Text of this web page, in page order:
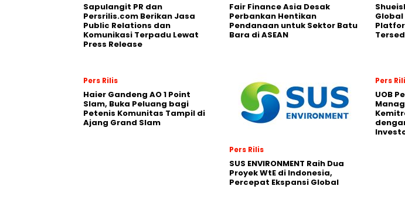
Sapulangit PR dan
Persrilis.com Berikan Jasa
Public Relations dan
Komunikasi Terpadu Lewat
Press Release
Fair Finance Asia Desak
Perbankan Hentikan
Pendanaan untuk Sektor Batu
Bara di ASEAN
Global
Pers Rilis
Haier Gandeng AO 1 Point
Slam, Buka Peluang bagi
Petenis Komunitas Tampil di
Ajang Grand Slam
Pers Rilis
SUS ENVIRONMENT Raih Dua
Proyek WtE di Indonesia,
Percepat Ekspansi Global
Pers
UOB